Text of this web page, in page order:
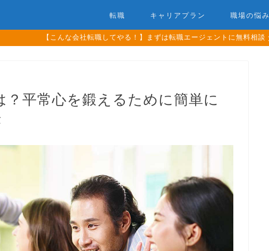
転職 キャリアプラン 職場の悩み
【こんな会社転職してやる！】まずは転職エージェントに無料相談
？平常心を鍛えるために簡単に